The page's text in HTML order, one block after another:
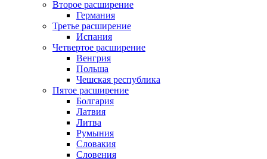
Второе расширение
Германия
Третье расширение
Испания
Четвертое расширение
Венгрия
Польша
Чешская республика
Пятое расширение
Болгария
Латвия
Литва
Румыния
Словакия
Словения